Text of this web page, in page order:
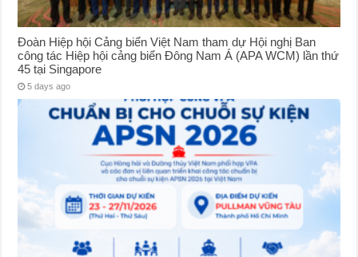
Đoàn Hiệp hội Cảng biển Việt Nam tham dự Hội nghị Ban
công tác Hiệp hội cảng biển Đông Nam Á (APA WCM) lần thứ
45 tại Singapore
5 days ago